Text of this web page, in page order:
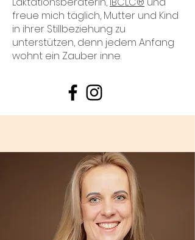
freue mich täglich, Mutter und Kind
in ihrer Stillbeziehung zu
unterstützen, denn jedem Anfang
wohnt ein Zauber inne.